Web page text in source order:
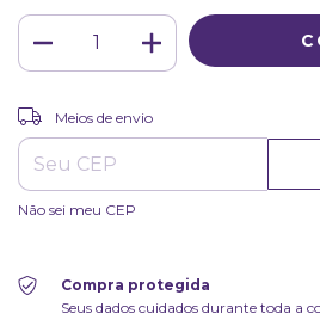
Entregas para o CEP:
Meios de envio
Não sei meu CEP
Compra protegida
Seus dados cuidados durante toda a